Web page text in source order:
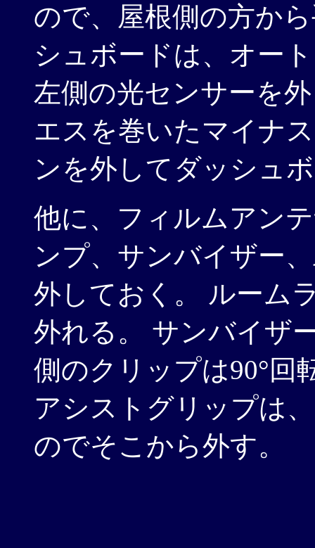
ので、屋根側の方か
シュボードは、オー
左側の光センサーを
エスを巻いたマイナ
ンを外してダッシュ
他に、フィルムアン
ンプ、サンバイザー
外しておく。 ルーム
外れる。 サンバイザ
側のクリップは90°回
アシストグリップは
のでそこから外す。